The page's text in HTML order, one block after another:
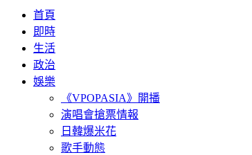
首頁
即時
生活
政治
娛樂
《VPOPASIA》開播
演唱會搶票情報
日韓爆米花
歌手動態